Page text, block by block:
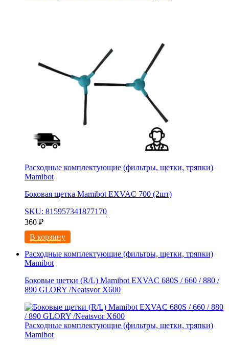
Расходные комплектующие (фильтры, щетки, тряпки)
Mamibot
Боковая щетка Mamibot EXVAC 700 (2шт)
SKU: 815957341877170
360 ₽
В корзину
Расходные комплектующие (фильтры, щетки, тряпки)
Mamibot
Боковые щетки (R/L) Mamibot EXVAC 680S / 660 / 880 /
890 GLORY /Neatsvor X600
Расходные комплектующие (фильтры, щетки, тряпки)
Mamibot